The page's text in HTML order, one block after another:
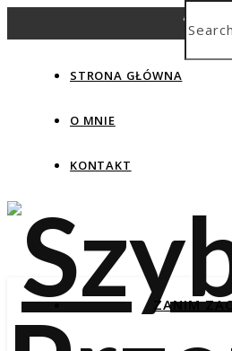
STRONA GŁÓWNA
O MNIE
KONTAKT
ZANIM